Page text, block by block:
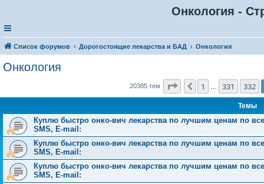
Онкология -
Список форумов Дорогостоящие лекарства и БАД Онкология
Онкология
20385 тем Страница 333из 816
Пред.
1 331 332
Темы
Куплю быстро онко-вич лекарства по лучшим ценам по
SMS, E-mail:
Куплю быстро онко-вич лекарства по лучшим ценам по
SMS, E-mail:
Куплю быстро онко-вич лекарства по лучшим ценам по
SMS, E-mail: